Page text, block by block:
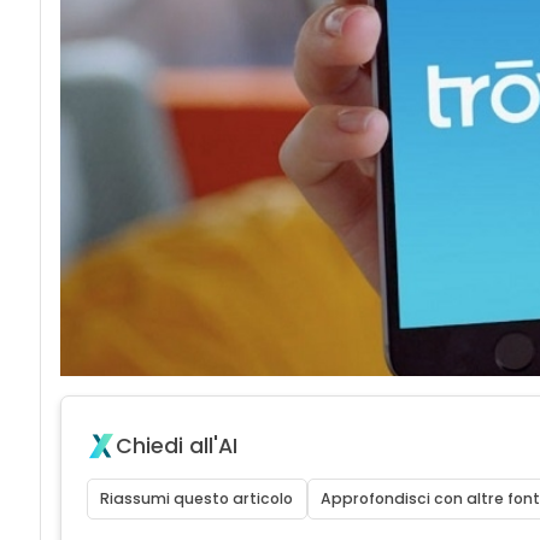
Chiedi all'AI
Riassumi questo articolo Approfondisci con altre